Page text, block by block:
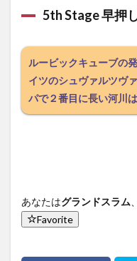
5th Stage 早押
ルービックキューブの
イツのシュヴァルツヴ
パで２番目に長い河川
あなたはグランドスラム
Favorite